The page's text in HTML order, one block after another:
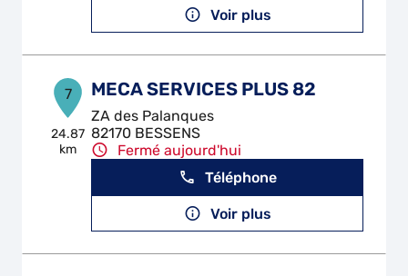
Voir plus
7
24.87
km
MECA SERVICES PLUS 82
ZA des Palanques
82170 BESSENS
Fermé aujourd'hui
Téléphone
Voir plus